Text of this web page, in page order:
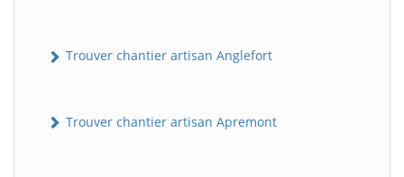
Trouver chantier artisan Anglefort
Trouver chantier artisan Apremont